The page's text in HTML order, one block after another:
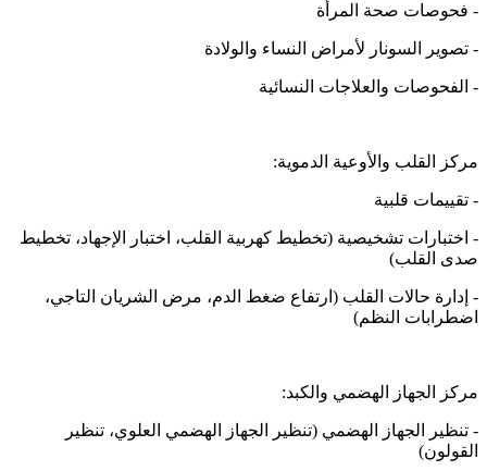
- فحوصات صحة المرأة
- تصوير السونار لأمراض النساء والولادة
- الفحوصات والعلاجات النسائية
مركز القلب والأوعية الدموية:
- تقييمات قلبية
- اختبارات تشخيصية (تخطيط كهربية القلب، اختبار الإجهاد، تخطيط
صدى القلب)
- إدارة حالات القلب (ارتفاع ضغط الدم، مرض الشريان التاجي،
اضطرابات النظم)
مركز الجهاز الهضمي والكبد:
- تنظير الجهاز الهضمي (تنظير الجهاز الهضمي العلوي، تنظير
القولون)